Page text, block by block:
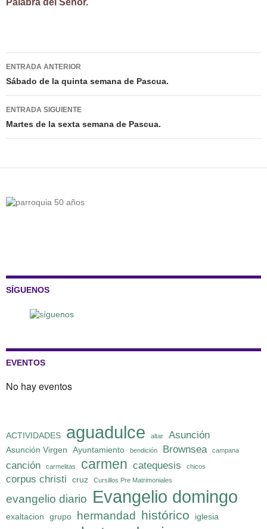
Palabra del Señor.
Navegación
de
entradas
ENTRADA ANTERIOR
Sábado de la quinta semana de Pascua.
ENTRADA SIGUIENTE
Martes de la sexta semana de Pascua.
SÍGUENOS
EVENTOS
No hay eventos
ACTIVIDADES aguadulce altar Asunción
Asunción Virgen Ayuntamiento bendición Brownsea campana
canción carmelitas carmen catequesis chicos
corpus christi cruz Cursillos Pre Matrimoniales
evangelio diario Evangelio domingo
exaltacion grupo hermandad histórico iglesia